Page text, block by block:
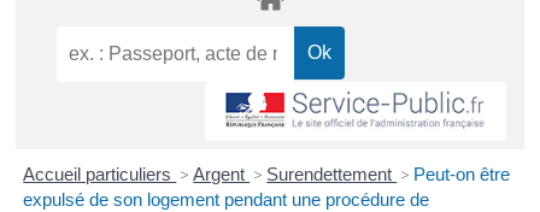
Accueil particuliers > Argent > Surendettement > Peut-on être
expulsé de son logement pendant une procédure de